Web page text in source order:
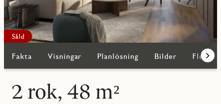
Såld
Fakta Visningar Planlösning Bilder Fler
2 rok, 48 m²